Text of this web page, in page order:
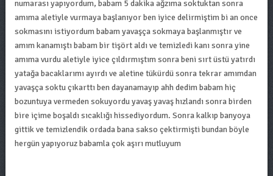
numarası yapıyordum, babam 5 dakika ağzıma soktuktan sonra
amıma aletiyle vurmaya başlanıyor ben iyice delirmiştim bi an once
sokmasını istiyordum babam yavaşça sokmaya başlanmıştır ve
amım kanamıştı babam bir tişört aldı ve temizledi kanı sonra yine
amıma vurdu aletiyle iyice çıldırmıştım sonra beni sırt üstü yatırdı
yatağa bacaklarımı ayırdı ve aletine tükürdü sonra tekrar amımdan
yavaşça soktu çıkarttı ben dayanamayıp ahh dedim babam hiç
bozuntuya vermeden sokuyordu yavaş yavaş hızlandı sonra birden
bire içime boşaldı sıcaklığı hissediyordum. Sonra kalkıp banyoya
gittik ve temizlendik ordada bana sakso çektirmişti bundan böyle
hergün yapıyoruz babamla çok aşırı mutluyum